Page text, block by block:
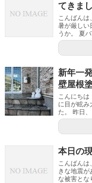
てきまし
こんばん
暑が厳しい
うか。 夏
新年一
壁屋根塗
こんにち
に目が眩み
た。 昨日
本日の
こんばん
きな地震
な被害とな